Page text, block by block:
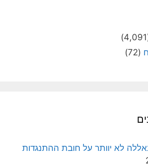
(72)
לא יוותר על חובת ההתנגדות